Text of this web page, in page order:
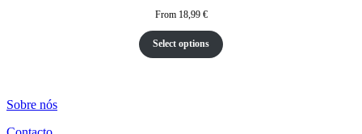
From 18,99 €
Select options
Sobre nós